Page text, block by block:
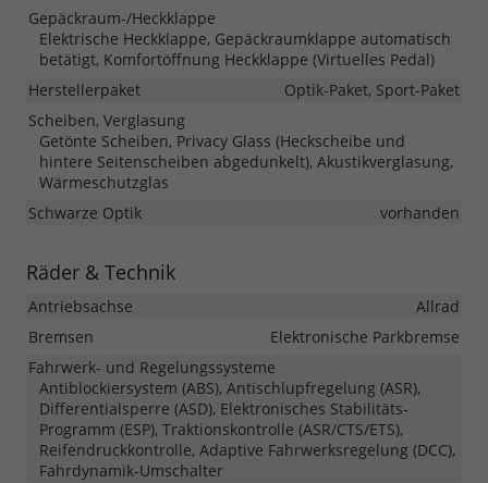
Gepäckraum-/Heckklappe
Elektrische Heckklappe, Gepäckraumklappe automatisch
betätigt, Komfortöffnung Heckklappe (Virtuelles Pedal)
Herstellerpaket
Optik-Paket, Sport-Paket
Scheiben, Verglasung
Getönte Scheiben, Privacy Glass (Heckscheibe und
hintere Seitenscheiben abgedunkelt), Akustikverglasung,
Wärmeschutzglas
Schwarze Optik
vorhanden
Räder & Technik
Antriebsachse
Allrad
Bremsen
Elektronische Parkbremse
Fahrwerk- und Regelungssysteme
Antiblockiersystem (ABS), Antischlupfregelung (ASR),
Differentialsperre (ASD), Elektronisches Stabilitäts-
Programm (ESP), Traktionskontrolle (ASR/CTS/ETS),
Reifendruckkontrolle, Adaptive Fahrwerksregelung (DCC),
Fahrdynamik-Umschalter